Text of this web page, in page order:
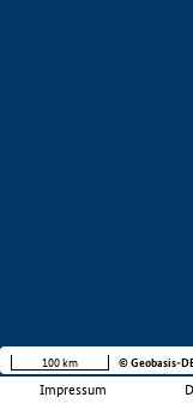
Impressum
100 km © Geobasis-